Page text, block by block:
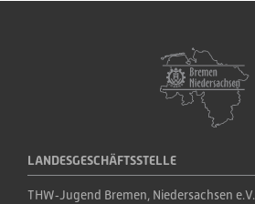
LANDESGESCHÄFTSSTELLE
THW‑Jugend Bremen, Niedersachsen e.V.